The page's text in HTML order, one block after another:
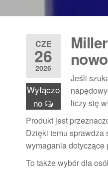
CZE
26
2026
Wyłączo
no
Jeśli
liczy się
Produkt jest
Dzięki temu sprawdza
wymagania dotyczące
To także wybór dla